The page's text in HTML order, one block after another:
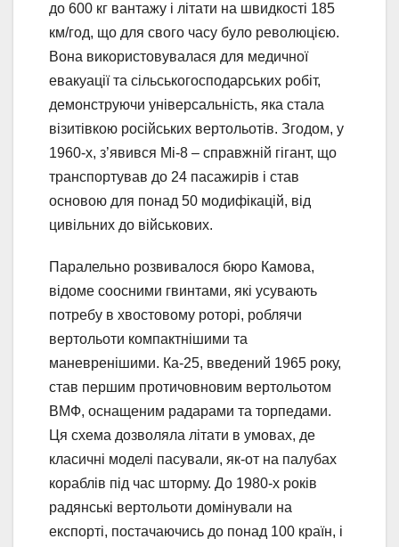
до 600 кг вантажу і літати на швидкості 185
км/год, що для свого часу було революцією.
Вона використовувалася для медичної
евакуації та сільськогосподарських робіт,
демонструючи універсальність, яка стала
візитівкою російських вертольотів. Згодом, у
1960-х, з’явився Мі-8 – справжній гігант, що
транспортував до 24 пасажирів і став
основою для понад 50 модифікацій, від
цивільних до військових.
Паралельно розвивалося бюро Камова,
відоме соосними гвинтами, які усувають
потребу в хвостовому роторі, роблячи
вертольоти компактнішими та
маневренішими. Ка-25, введений 1965 року,
став першим протичовновим вертольотом
ВМФ, оснащеним радарами та торпедами.
Ця схема дозволяла літати в умовах, де
класичні моделі пасували, як-от на палубах
кораблів під час шторму. До 1980-х років
радянські вертольоти домінували на
експорті, постачаючись до понад 100 країн, і